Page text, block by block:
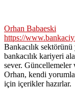
Orhan Babaeski
https://
Bankacılık
bankacılık kariyeri
sever. Güncellemeler
Orhan, kendi
için içerikler hazırlar.